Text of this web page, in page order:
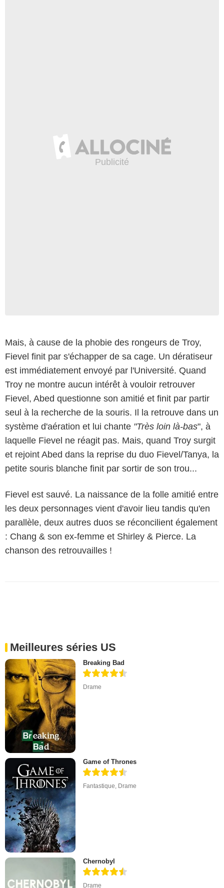
Mais, à cause de la phobie des rongeurs de Troy,
Fievel finit par s'échapper de sa cage. Un dératiseur
est immédiatement envoyé par l'Université. Quand
Troy ne montre aucun intérêt à vouloir retrouver
Fievel, Abed questionne son amitié et finit par partir
seul à la recherche de la souris. Il la retrouve dans un
système d'aération et lui chante "Très loin là-bas", à
laquelle Fievel ne réagit pas. Mais, quand Troy surgit
et rejoint Abed dans la reprise du duo Fievel/Tanya, la
petite souris blanche finit par sortir de son trou...
Fievel est sauvé. La naissance de la folle amitié entre
les deux personnages vient d'avoir lieu tandis qu'en
parallèle, deux autres duos se réconcilient également
: Chang & son ex-femme et Shirley & Pierce. La
chanson des retrouvailles !
Meilleures séries US
Breaking Bad
Drame
Game of Thrones
Fantastique, Drame
Chernobyl
Drame